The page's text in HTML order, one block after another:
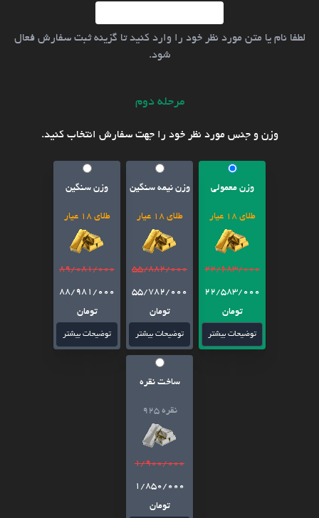
لطفا نام یا متن مورد نظر خود را وارد کنید تا گزینه ثبت سفارش فعال
شود.
مرحله دوم
وزن و جنس مورد نظر خود را جهت سفارش انتخاب کنید.
وزن معمولی
طلای 18 عیار
22/683/000
22/583/000
تومان
توضیحات بیشتر
وزن نیمه سنگین
طلای 18 عیار
55/882/000
55/782/000
تومان
توضیحات بیشتر
وزن سنگین
طلای 18 عیار
89/081/000
88/981/000
تومان
توضیحات بیشتر
ساخت نقره
نقره 925
1/900/000
1/850/000
تومان